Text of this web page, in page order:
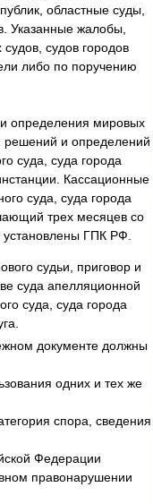
областные суды,
Указанные жалобы,
судов городов
либо по поручению
определения мировых
решений и определений
суда, суда города
Кассационные
суда, суда города
трех месяцев со
установлены ГПК РФ.
судьи, приговор и
суда апелляционной
суда, суда города
документе должны
одних и тех же
спора, сведения
Федерации
правонарушении